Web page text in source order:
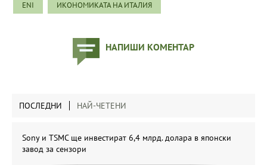
ENI ИКОНОМИКАТА НА ИТАЛИЯ
НАПИШИ КОМЕНТАР
ПОСЛЕДНИ НАЙ-ЧЕТЕНИ
Sony и TSMC ще инвестират 6,4 млрд. долара в японски
завод за сензори